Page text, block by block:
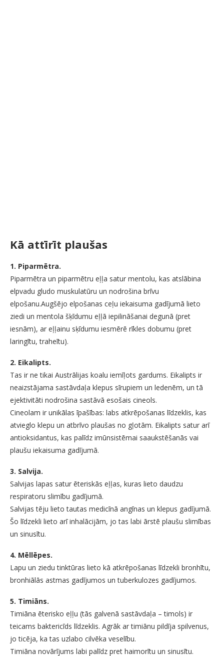
Kā attīrīt plaušas
1. Piparmētra.
Piparmētra un piparmētru eļļa satur mentolu, kas atslābina
elpvadu gludo muskulatūru un nodrošina brīvu
elpošanu.Augšējo elpošanas ceļu iekaisuma gadījumā lieto
ziedi un mentola šķīdumu eļļā iepilināšanai degunā (pret
iesnām), ar eļļainu sķīdumu iesmērē rīkles dobumu (pret
laringītu, traheītu).
2. Eikalipts.
Tas ir ne tikai Austrālijas koalu iemīļots gardums. Eikalipts ir
neaizstājama sastāvdaļa klepus sīrupiem un ledenēm, un tā
ejektivitāti nodrošina sastāvā esošais cineols.
Cineolam ir unikālas īpašības: labs atkrēpošanas līdzeklis, kas
atvieglo klepu un atbrīvo plaušas no gļotām. Eikalipts satur arī
antioksidantus, kas palīdz imūnsistēmai saaukstēšanās vai
plaušu iekaisuma gadījumā.
3. Salvija.
Salvijas lapas satur ēteriskās eļļas, kuras lieto daudzu
respiratoru slimību gadījumā.
Salvijas tēju lieto tautas medicīnā angīnas un klepus gadījumā.
Šo līdzekli lieto arī inhalācijām, jo tas labi ārstē plaušu slimības
un sinusītu.
4. Mēllēpes.
Lapu un ziedu tinktūras lieto kā atkrēpošanas līdzekli bronhītu,
bronhiālās astmas gadījumos un tuberkulozes gadījumos.
5. Timiāns.
Timiāna ēterisko eļļu (tās galvenā sastāvdaļa – timols) ir
teicams baktericīds līdzeklis. Agrāk ar timiānu pildīja spilvenus,
jo ticēja, ka tas uzlabo cilvēka veselību.
Timiāna novārījums labi palīdz pret haimorītu un sinusītu.